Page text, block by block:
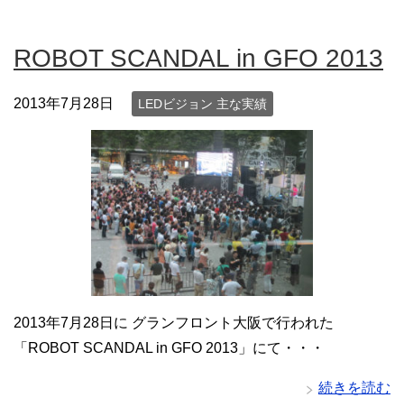
ROBOT SCANDAL in GFO 2013
2013年7月28日 LEDビジョン 主な実績
2013年7月28日に グランフロント大阪で行われた
「ROBOT SCANDAL in GFO 2013」にて・・・
続きを読む